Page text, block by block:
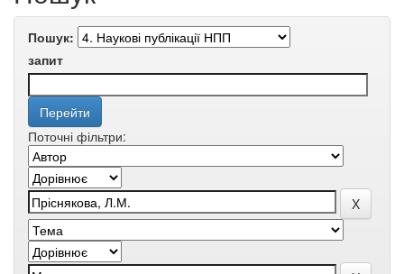
Пошук:
запит
Поточні фільтри: